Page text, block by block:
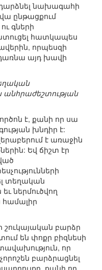
դարձնել նախագահի
ընթացքում
գների
հատկապես
որպեսզի
այդ խավի
է, քանի որ սա
խնդիր է:
է առաջին
Եվ ճիշտ էր
տեղական
ներմուծվող
շուկայական բարձր
են փոքր բիզնեսի
որ
բարձրացնել